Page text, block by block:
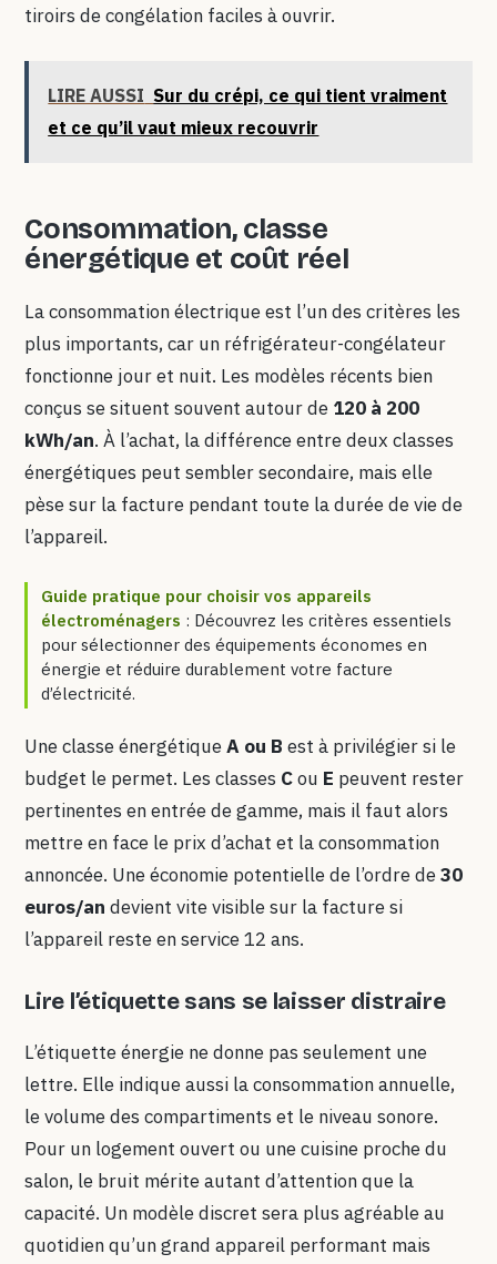
tiroirs de congélation faciles à ouvrir.
LIRE AUSSI Sur du crépi, ce qui tient vraiment
et ce qu’il vaut mieux recouvrir
Consommation, classe
énergétique et coût réel
La consommation électrique est l’un des critères les
plus importants, car un réfrigérateur-congélateur
fonctionne jour et nuit. Les modèles récents bien
conçus se situent souvent autour de 120 à 200
kWh/an. À l’achat, la différence entre deux classes
énergétiques peut sembler secondaire, mais elle
pèse sur la facture pendant toute la durée de vie de
l’appareil.
Guide pratique pour choisir vos appareils
électroménagers : Découvrez les critères essentiels
pour sélectionner des équipements économes en
énergie et réduire durablement votre facture
d’électricité.
Une classe énergétiqueA ou B est à privilégier si le
budget le permet. Les classes Cou E peuvent rester
pertinentes en entrée de gamme, mais il faut alors
mettre en face le prix d’achat et la consommation
annoncée. Une économie potentielle de l’ordre de30
euros/an devient vite visible sur la facture si
l’appareil reste en service 12 ans.
Lire l’étiquette sans se laisser distraire
L’étiquette énergie ne donne pas seulement une
lettre. Elle indique aussi la consommation annuelle,
le volume des compartiments et le niveau sonore.
Pour un logement ouvert ou une cuisine proche du
salon, le bruit mérite autant d’attention que la
capacité. Un modèle discret sera plus agréable au
quotidien qu’un grand appareil performant mais